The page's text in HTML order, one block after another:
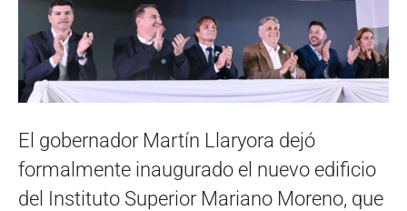
El gobernador Martín Llaryora dejó
formalmente inaugurado el nuevo edificio
del Instituto Superior Mariano Moreno, que